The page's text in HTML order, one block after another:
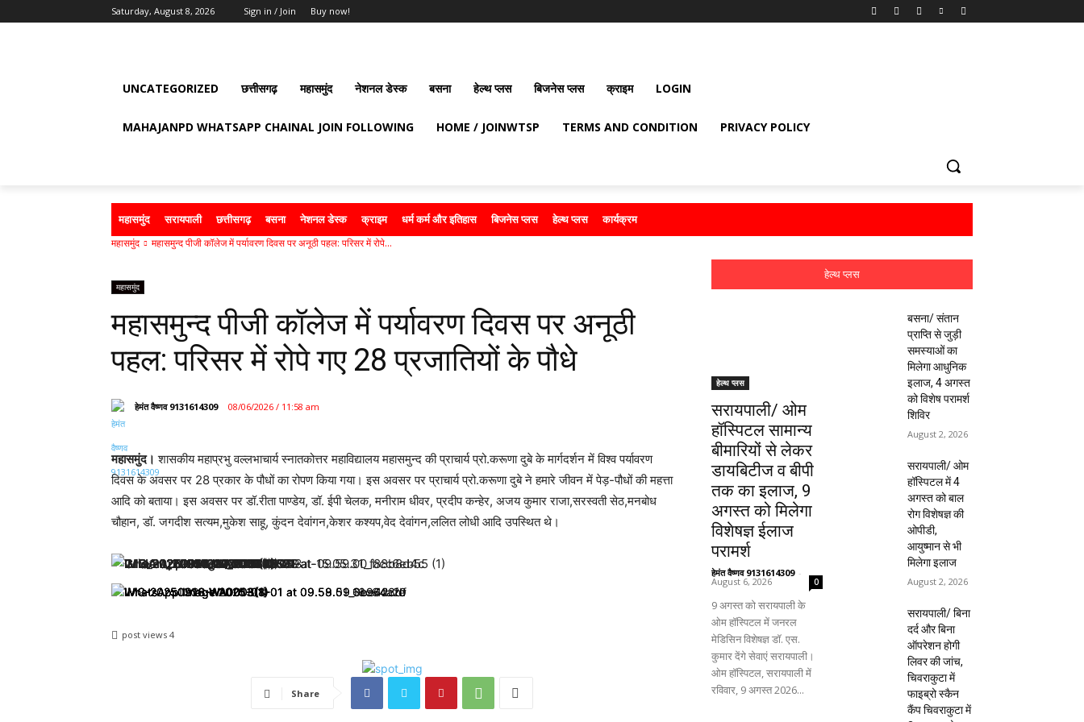
Saturday, August 8, 2026 Sign in / Join Buy now!
UNCATEGORIZED छत्तीसगढ़ महासमुंद नेशनल डेस्क बसना हेल्थ प्लस बिजनेस प्लस क्राइम LOGIN
MAHAJANPD WHATSAPP CHAINAL JOIN FOLLOWING HOME / JOINWTSP TERMS AND CONDITION PRIVACY POLICY
महासमुंद सरायपाली छत्तीसगढ़ बसना नेशनल डेस्क क्राइम धर्म कर्म और इतिहास बिजनेस प्लस हेल्थ प्लस कार्यक्रम
महासमुंद महासमुन्द पीजी कॉलेज में पर्यावरण दिवस पर अनूठी पहल: परिसर में रोपे...
महासमुंद
महासमुन्द पीजी कॉलेज में पर्यावरण दिवस पर अनूठी
पहल: परिसर में रोपे गए 28 प्रजातियों के पौधे
हेमंत वैष्णव 9131614309 08/06/2026 / 11:58 am
महासमुंद। शासकीय महाप्रभु वल्लभाचार्य स्नातकोत्तर महाविद्यालय महासमुन्द की प्राचार्य प्रो.करूणा दुबे के मार्गदर्शन में विश्व पर्यावरण
दिवस के अवसर पर 28 प्रकार के पौधों का रोपण किया गया। इस अवसर पर प्राचार्य प्रो.करूणा दुबे ने हमारे जीवन में पेड़-पौधों की महत्ता
आदि को बताया। इस अवसर पर डॉ.रीता पाण्डेय, डॉ. ईपी चेलक, मनीराम धीवर, प्रदीप कन्हेर, अजय कुमार राजा,सरस्वती सेठ,मनबोध
चौहान, डॉ. जगदीश सत्यम,मुकेश साहू, कुंदन देवांगन,केशर कश्यप,वेद देवांगन,ललित लोधी आदि उपस्थित थे।
post views 4
Share
हेल्थ प्लस
हेल्थ प्लस
सरायपाली/ ओम
हॉस्पिटल सामान्य
बीमारियों से लेकर
डायबिटीज व बीपी
तक का इलाज, 9
अगस्त को मिलेगा
विशेषज्ञ ईलाज
परामर्श
हेमंत वैष्णव 9131614309 -
August 6, 2026 0
9 अगस्त को सरायपाली के
ओम हॉस्पिटल में जनरल
मेडिसिन विशेषज्ञ डॉ. एस.
कुमार देंगे सेवाएं सरायपाली।
ओम हॉस्पिटल, सरायपाली में
रविवार, 9 अगस्त 2026...
बसना/ संतान
प्राप्ति से जुड़ी
समस्याओं का
मिलेगा आधुनिक
इलाज, 4 अगस्त
को विशेष परामर्श
शिविर
August 2, 2026
सरायपाली/ ओम
हॉस्पिटल में 4
अगस्त को बाल
रोग विशेषज्ञ की
ओपीडी,
आयुष्मान से भी
मिलेगा इलाज
August 2, 2026
सरायपाली/ बिना
दर्द और बिना
ऑपरेशन होगी
लिवर की जांच,
चिवराकुटा में
फाइब्रो स्कैन
कैंप चिवराकुटा में